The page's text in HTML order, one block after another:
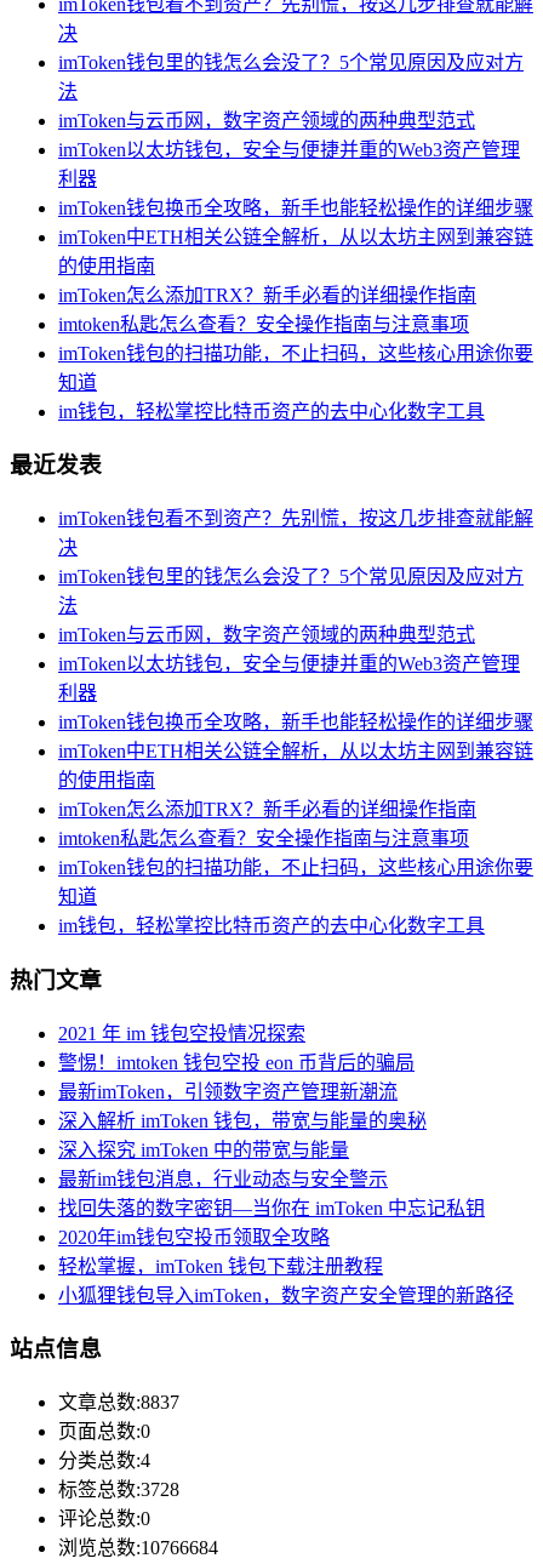
决
imToken钱包里的钱怎么会没了？5个常见原因及应对方
法
imToken与云币网，数字资产领域的两种典型范式
imToken以太坊钱包，安全与便捷并重的Web3资产管理
利器
imToken钱包换币全攻略，新手也能轻松操作的详细步骤
imToken中ETH相关公链全解析，从以太坊主网到兼容链
的使用指南
imToken怎么添加TRX？新手必看的详细操作指南
imtoken私匙怎么查看？安全操作指南与注意事项
imToken钱包的扫描功能，不止扫码，这些核心用途你要
知道
im钱包，轻松掌控比特币资产的去中心化数字工具
最近发表
imToken钱包看不到资产？先别慌，按这几步排查就能解
决
imToken钱包里的钱怎么会没了？5个常见原因及应对方
法
imToken与云币网，数字资产领域的两种典型范式
imToken以太坊钱包，安全与便捷并重的Web3资产管理
利器
imToken钱包换币全攻略，新手也能轻松操作的详细步骤
imToken中ETH相关公链全解析，从以太坊主网到兼容链
的使用指南
imToken怎么添加TRX？新手必看的详细操作指南
imtoken私匙怎么查看？安全操作指南与注意事项
imToken钱包的扫描功能，不止扫码，这些核心用途你要
知道
im钱包，轻松掌控比特币资产的去中心化数字工具
热门文章
2021 年 im 钱包空投情况探索
警惕！imtoken 钱包空投 eon 币背后的骗局
最新imToken，引领数字资产管理新潮流
深入解析 imToken 钱包，带宽与能量的奥秘
深入探究 imToken 中的带宽与能量
最新im钱包消息，行业动态与安全警示
找回失落的数字密钥—当你在 imToken 中忘记私钥
2020年im钱包空投币领取全攻略
轻松掌握，imToken 钱包下载注册教程
小狐狸钱包导入imToken，数字资产安全管理的新路径
站点信息
文章总数:8837
页面总数:0
分类总数:4
标签总数:3728
评论总数:0
浏览总数:10766684